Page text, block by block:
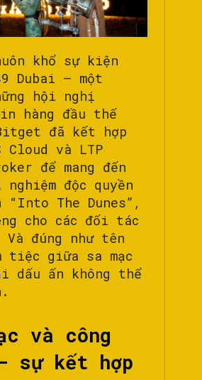
khổ sự kiện
Dubai – một
hội nghị
hàng đầu thế
đã kết hợp
Cloud và LTP
để mang đến
độc quyền
“Into The Dunes”,
cho các đối tác
đúng như tên
tiệc giữa sa mạc
dấu ấn không thể
và công
sự kết hợp